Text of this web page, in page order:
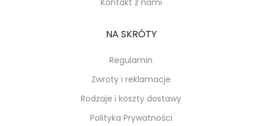
Kontakt z nami
NA SKRÓTY
Regulamin
Zwroty i reklamacje
Rodzaje i koszty dostawy
Polityka Prywatności